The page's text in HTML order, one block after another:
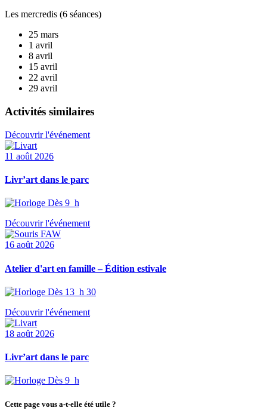
Les mercredis (6 séances)
25 mars
1 avril
8 avril
15 avril
22 avril
29 avril
Activités similaires
Découvrir l'événement
11 août 2026
Livr’art dans le parc
Dès 9 h
Découvrir l'événement
16 août 2026
Atelier d'art en famille – Édition estivale
Dès 13 h 30
Découvrir l'événement
18 août 2026
Livr’art dans le parc
Dès 9 h
Cette page vous a-t-elle été utile ?